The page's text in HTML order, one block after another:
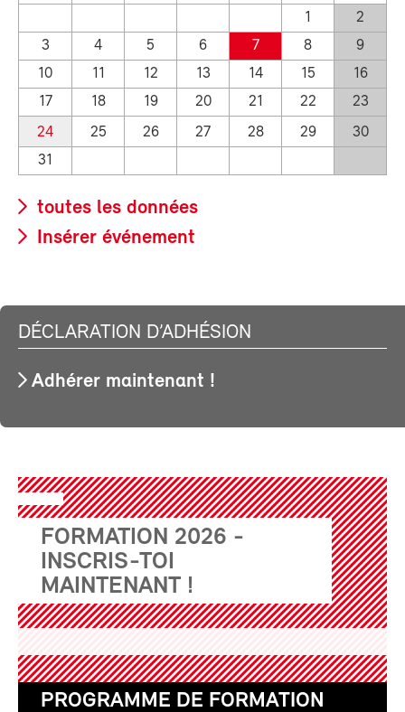
1
2
3
4 5 6 7 8
9
10
11 12 13 14 15
16
17
18 19 20 21 22
23
24
25 26 27 28 29
30
31
toutes les données
Insérer événement
DÉCLARATION D’ADHÉSION
Adhérer maintenant !
FORMATION 2026 -
INSCRIS-TOI
MAINTENANT !
PROGRAMME DE FORMATION